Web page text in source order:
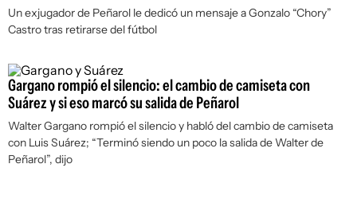
Un exjugador de Peñarol le dedicó un mensaje a Gonzalo “Chory”
Castro tras retirarse del fútbol
Gargano rompió el silencio: el cambio de camiseta con
Suárez y si eso marcó su salida de Peñarol
Walter Gargano rompió el silencio y habló del cambio de camiseta
con Luis Suárez; “Terminó siendo un poco la salida de Walter de
Peñarol”, dijo